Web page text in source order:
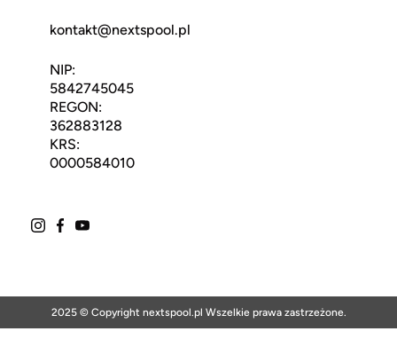
kontakt@nextspool.pl
NIP:
5842745045
REGON:
362883128
KRS:
0000584010